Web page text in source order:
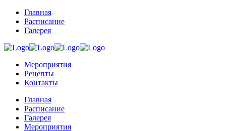
Главная
Расписание
Галерея
Мероприятия
Рецепты
Контакты
Главная
Расписание
Галерея
Мероприятия